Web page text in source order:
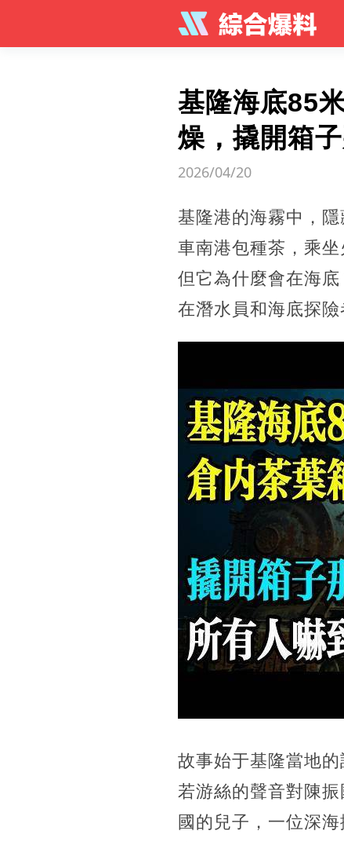
基隆海底85
燥，撬開箱
2026/04/20
基隆港的海霧中，
車南港包種茶，乘
但它為什麼會在海
在潛水員和海底探險
故事始于基隆當地
若游絲的聲音對陳
國的兒子，一位深